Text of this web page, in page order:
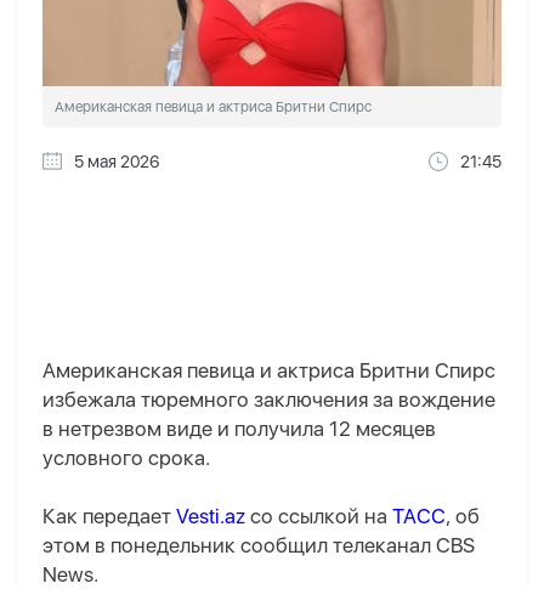
Американская певица и актриса Бритни Спирс
5 мая 2026 21:45
Американская певица и актриса Бритни Спирс
избежала тюремного заключения за вождение
в нетрезвом виде и получила 12 месяцев
условного срока.
Как передает Vesti.az со ссылкой на ТАСС, об
этом в понедельник сообщил телеканал CBS
News.